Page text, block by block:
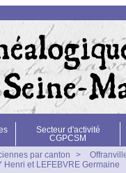
Secteur d'activité
CGPCSM
par canton >
et LEFEBVRE Germaine